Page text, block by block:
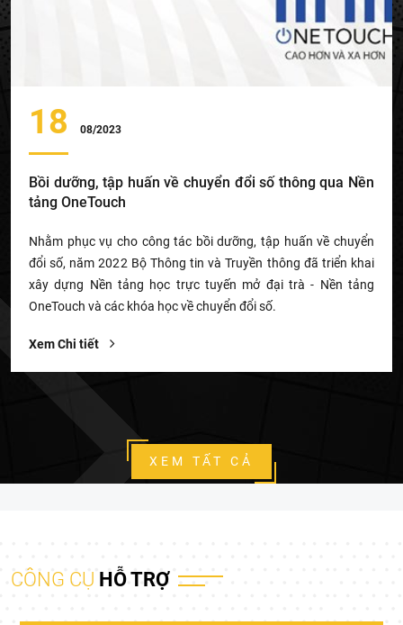
18 08/2023
Bồi dưỡng, tập huấn về chuyển đổi số thông qua Nền
tảng OneTouch
Nhằm phục vụ cho công tác bồi dưỡng, tập huấn về chuyển
đổi số, năm 2022 Bộ Thông tin và Truyền thông đã triển khai
xây dựng Nền tảng học trực tuyến mở đại trà - Nền tảng
OneTouch và các khóa học về chuyển đổi số.
Xem Chi tiết
XEM TẤT CẢ
CÔNG CỤ HỖ TRỢ